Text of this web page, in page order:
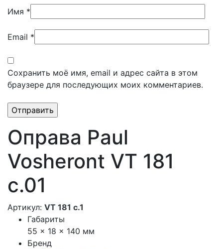
Имя *
Email *
Сохранить моё имя, email и адрес сайта в этом
браузере для последующих моих комментариев.
Оправа Paul
Vosheront VT 181
с.01
Артикул: VT 181 с.1
Габариты
55 × 18 × 140 мм
Бренд